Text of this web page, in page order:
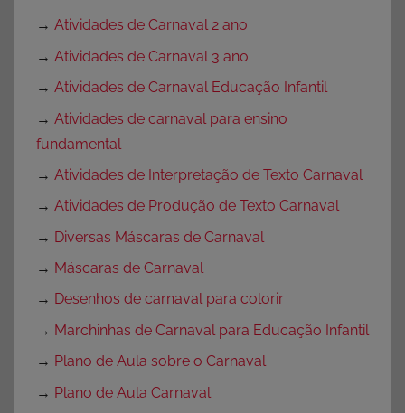
→ Atividades de Carnaval 2 ano
→ Atividades de Carnaval 3 ano
→ Atividades de Carnaval Educação Infantil
→ Atividades de carnaval para ensino
fundamental
→ Atividades de Interpretação de Texto Carnaval
→ Atividades de Produção de Texto Carnaval
→ Diversas Máscaras de Carnaval
→ Máscaras de Carnaval
→ Desenhos de carnaval para colorir
→ Marchinhas de Carnaval para Educação Infantil
→ Plano de Aula sobre o Carnaval
→ Plano de Aula Carnaval